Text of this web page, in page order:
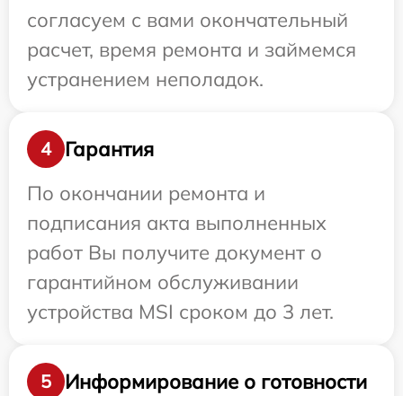
согласуем с вами окончательный
расчет, время ремонта и займемся
устранением неполадок.
4
Гарантия
По окончании ремонта и
подписания акта выполненных
работ Вы получите документ о
гарантийном обслуживании
устройства MSI сроком до 3 лет.
5
Информирование о готовности